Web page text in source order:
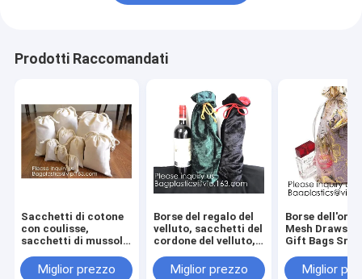
Prodotti Raccomandati
Sacchetti di cotone
con coulisse,
sacchetti di mussola
di cotone, sacchetti
Miglior prezzo
Borse del regalo del
velluto, sacchetti del
cordone del velluto,
orologi, anelli,
Miglior prezzo
Borse
Mesh
Gift Bags
della doccia di
Miglior